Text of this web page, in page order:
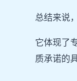
总结来说
它体现了
质承诺的